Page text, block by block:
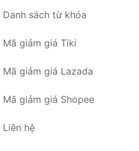
Danh sách từ khóa
Mã giảm giá Tiki
Mã giảm giá Lazada
Mã giảm giá Shopee
Liên hệ